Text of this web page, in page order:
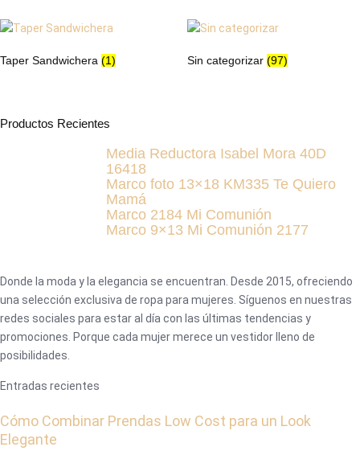
Taper Sandwichera (1) Sin categorizar (97)
Productos Recientes
Media Reductora Isabel Mora 40D
16418
Marco foto 13×18 KM335 Te Quiero
Mamá
Marco 2184 Mi Comunión
Marco 9×13 Mi Comunión 2177
Donde la moda y la elegancia se encuentran. Desde 2015, ofreciendo
una selección exclusiva de ropa para mujeres. Síguenos en nuestras
redes sociales para estar al día con las últimas tendencias y
promociones. Porque cada mujer merece un vestidor lleno de
posibilidades.
Entradas recientes
Cómo Combinar Prendas Low Cost para un Look
Elegante